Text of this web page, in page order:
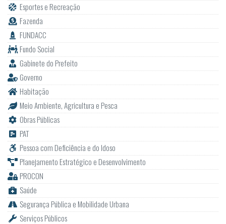
Esportes e Recreação
Fazenda
FUNDACC
Fundo Social
Gabinete do Prefeito
Governo
Habitação
Meio Ambiente, Agricultura e Pesca
Obras Públicas
PAT
Pessoa com Deficiência e do Idoso
Planejamento Estratégico e Desenvolvimento
PROCON
Saúde
Segurança Pública e Mobilidade Urbana
Serviços Públicos